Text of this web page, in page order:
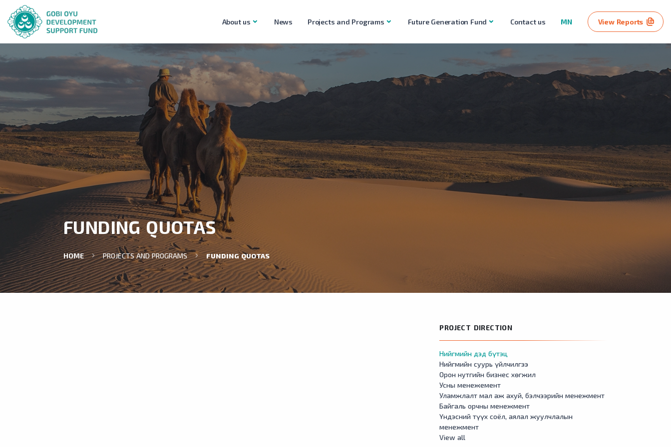
About us News Projects and Programs Future Generation Fund Contact us MN View Reports
FUNDING QUOTAS
HOME PROJECTS AND PROGRAMS FUNDING QUOTAS
PROJECT DIRECTION
Нийгмийн дэд бүтэц
Нийгмийн суурь үйлчилгээ
Орон нутгийн бизнес хөгжил
Усны менежемент
Уламжлалт мал аж ахуй, бэлчээрийн менежмент
Байгаль орчны менежмент
Үндэсний түүх соёл, аялал жуулчлалын
менежмент
View all